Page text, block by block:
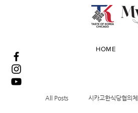
HOME
All Posts 시카고한식당협의체